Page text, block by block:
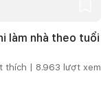
làm nhà theo tuổi
thích | 8.963 lượt xem